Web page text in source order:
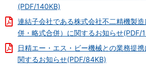
(PDF/140KB)
連結子会社である株式会社不二精機製
併・略式合併）に関するお知らせ(PDF/
日精エー・エス・ビー機械との業務提
関するお知らせ(PDF/84KB)